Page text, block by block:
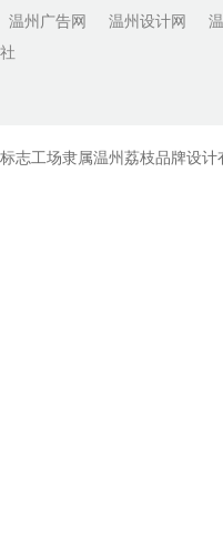
温州广告网
温州设计网
社
标志工场隶属温州荔枝品牌设